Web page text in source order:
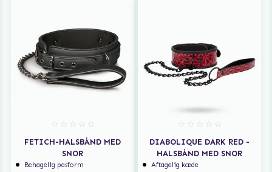
FETICH-HALSBÅND MED
SNOR
Behagelig pasform
DIABOLIQUE DARK RED -
HALSBÅND MED SNOR
Aftagelig kæde